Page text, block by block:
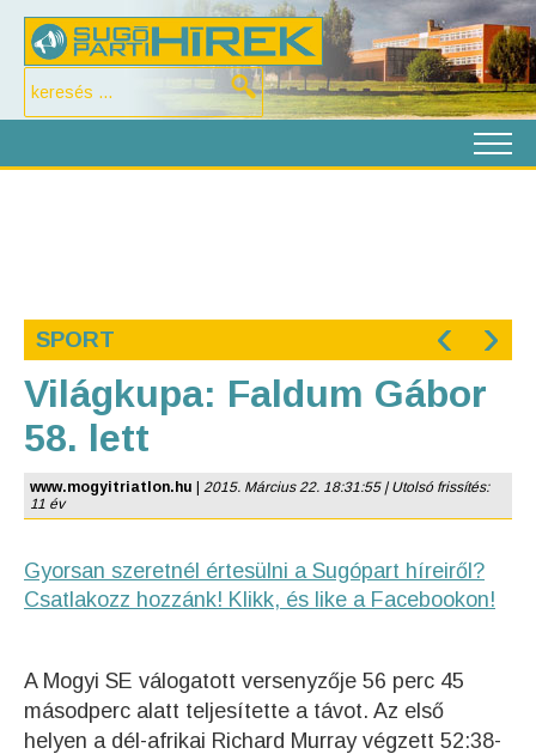
SPORT ‹ ›
Világkupa: Faldum Gábor
58. lett
www.mogyitriatlon.hu
2015. Március 22. 18:31:55 | Utolsó frissítés:
11 év
Gyorsan szeretnél értesülni a Sugópart híreiről?
Csatlakozz hozzánk! Klikk, és like a Facebookon!
A Mogyi SE válogatott versenyzője 56 perc 45
másodperc alatt teljesítette a távot. Az első
helyen a dél-afrikai Richard Murray végzett 52:38-